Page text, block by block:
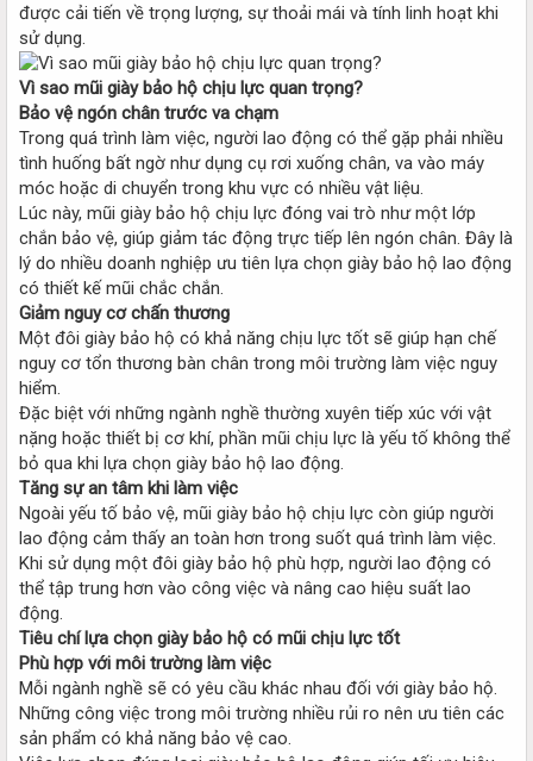
được cải tiến về trọng lượng, sự thoải mái và tính linh hoạt khi
sử dụng.
Vì sao mũi giày bảo hộ chịu lực quan trọng?
Bảo vệ ngón chân trước va chạm
Trong quá trình làm việc, người lao động có thể gặp phải nhiều
tình huống bất ngờ như dụng cụ rơi xuống chân, va vào máy
móc hoặc di chuyển trong khu vực có nhiều vật liệu.
Lúc này, mũi giày bảo hộ chịu lực đóng vai trò như một lớp
chắn bảo vệ, giúp giảm tác động trực tiếp lên ngón chân. Đây là
lý do nhiều doanh nghiệp ưu tiên lựa chọn giày bảo hộ lao động
có thiết kế mũi chắc chắn.
Giảm nguy cơ chấn thương
Một đôi giày bảo hộ có khả năng chịu lực tốt sẽ giúp hạn chế
nguy cơ tổn thương bàn chân trong môi trường làm việc nguy
hiểm.
Đặc biệt với những ngành nghề thường xuyên tiếp xúc với vật
nặng hoặc thiết bị cơ khí, phần mũi chịu lực là yếu tố không thể
bỏ qua khi lựa chọn giày bảo hộ lao động.
Tăng sự an tâm khi làm việc
Ngoài yếu tố bảo vệ, mũi giày bảo hộ chịu lực còn giúp người
lao động cảm thấy an toàn hơn trong suốt quá trình làm việc.
Khi sử dụng một đôi giày bảo hộ phù hợp, người lao động có
thể tập trung hơn vào công việc và nâng cao hiệu suất lao
động.
Tiêu chí lựa chọn giày bảo hộ có mũi chịu lực tốt
Phù hợp với môi trường làm việc
Mỗi ngành nghề sẽ có yêu cầu khác nhau đối với giày bảo hộ.
Những công việc trong môi trường nhiều rủi ro nên ưu tiên các
sản phẩm có khả năng bảo vệ cao.